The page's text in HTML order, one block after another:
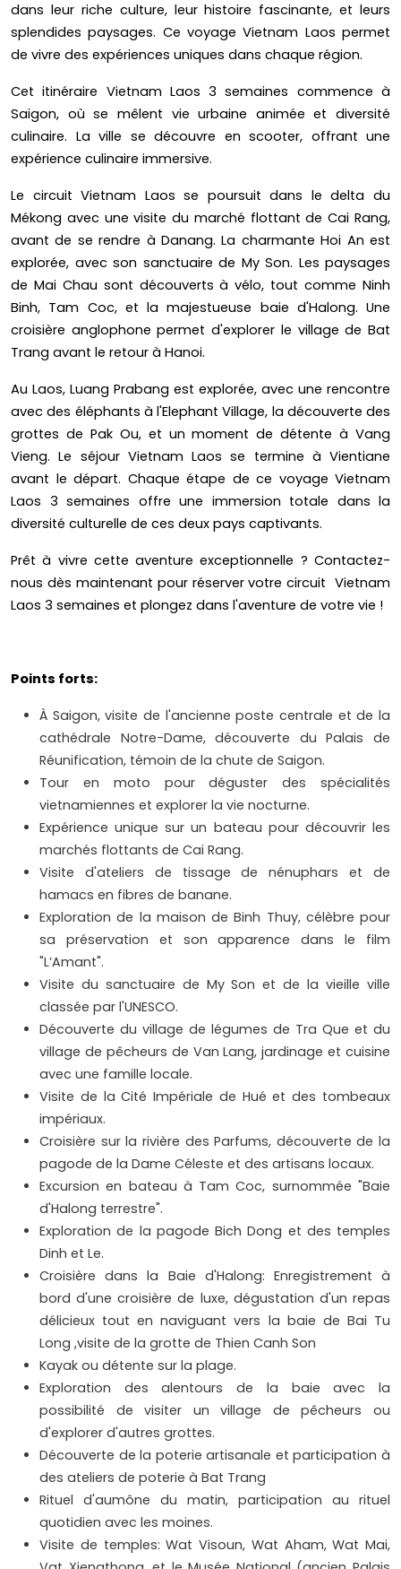
dans leur riche culture, leur histoire fascinante, et leurs
splendides paysages. Ce voyage Vietnam Laos permet
de vivre des expériences uniques dans chaque région.
Cet itinéraire Vietnam Laos 3 semaines commence à
Saigon, où se mêlent vie urbaine animée et diversité
culinaire. La ville se découvre en scooter, offrant une
expérience culinaire immersive.
Le circuit Vietnam Laos se poursuit dans le delta du
Mékong avec une visite du marché flottant de Cai Rang,
avant de se rendre à Danang. La charmante Hoi An est
explorée, avec son sanctuaire de My Son. Les paysages
de Mai Chau sont découverts à vélo, tout comme Ninh
Binh, Tam Coc, et la majestueuse baie d'Halong. Une
croisière anglophone permet d'explorer le village de Bat
Trang avant le retour à Hanoi.
Au Laos, Luang Prabang est explorée, avec une rencontre
avec des éléphants à l'Elephant Village, la découverte des
grottes de Pak Ou, et un moment de détente à Vang
Vieng. Le séjour Vietnam Laos se termine à Vientiane
avant le départ. Chaque étape de ce voyage Vietnam
Laos 3 semaines offre une immersion totale dans la
diversité culturelle de ces deux pays captivants.
Prêt à vivre cette aventure exceptionnelle ? Contactez-
nous dès maintenant pour réserver votre circuit Vietnam
Laos 3 semaines et plongez dans l'aventure de votre vie !
Points forts:
À Saigon, visite de l'ancienne poste centrale et de la
cathédrale Notre-Dame, découverte du Palais de
Réunification, témoin de la chute de Saigon.
Tour en moto pour déguster des spécialités
vietnamiennes et explorer la vie nocturne.
Expérience unique sur un bateau pour découvrir les
marchés flottants de Cai Rang.
Visite d'ateliers de tissage de nénuphars et de
hamacs en fibres de banane.
Exploration de la maison de Binh Thuy, célèbre pour
sa préservation et son apparence dans le film
"L’Amant".
Visite du sanctuaire de My Son et de la vieille ville
classée par l'UNESCO.
Découverte du village de légumes de Tra Que et du
village de pêcheurs de Van Lang, jardinage et cuisine
avec une famille locale.
Visite de la Cité Impériale de Hué et des tombeaux
impériaux.
Croisière sur la rivière des Parfums, découverte de la
pagode de la Dame Céleste et des artisans locaux.
Excursion en bateau à Tam Coc, surnommée "Baie
d'Halong terrestre".
Exploration de la pagode Bich Dong et des temples
Dinh et Le.
Croisière dans la Baie d'Halong: Enregistrement à
bord d'une croisière de luxe, dégustation d'un repas
délicieux tout en naviguant vers la baie de Bai Tu
Long ,visite de la grotte de Thien Canh Son
Kayak ou détente sur la plage.
Exploration des alentours de la baie avec la
possibilité de visiter un village de pêcheurs ou
d'explorer d'autres grottes.
Découverte de la poterie artisanale et participation à
des ateliers de poterie à Bat Trang
Rituel d'aumône du matin, participation au rituel
quotidien avec les moines.
Visite de temples: Wat Visoun, Wat Aham, Wat Mai,